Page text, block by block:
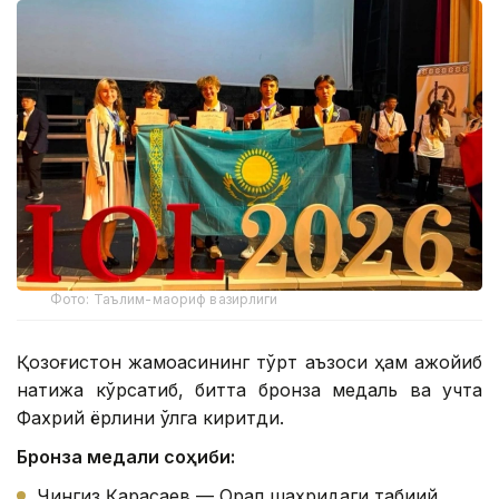
Фото: Таълим-маориф вазирлиги
Қозоғистон жамоасининг тўрт аъзоси ҳам ажойиб
натижа кўрсатиб, битта бронза медаль ва учта
Фахрий ёрлиқни қўлга киритди.
Бронза медали соҳиби: